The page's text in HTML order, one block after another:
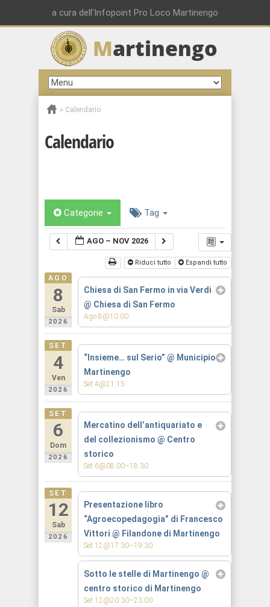
a cura dell'Infopoint Pro Loco Martinengo
Martinengo
» Calendario
Calendario
Categorie Tag
AGO – NOV 2026
Riduci tutto Espandi tutto
AGO
8
Sab
2026
Chiesa di San Fermo in via Verdi
@ Chiesa di San Fermo
Ago 8@10:00
SET
4
Ven
2026
“Insieme… sul Serio” @ Municipio
Martinengo
Set 4@21:15
SET
6
Dom
2026
Mercatino dell’antiquariato e
del collezionismo @ Centro
storico
Set 6@08:00–18:30
SET
12
Sab
2026
Presentazione libro
“Agroecopedagogia” di Francesco
Vittori @ Filandone di Martinengo
Set 12@17:30–19:30
Sotto le stelle di Martinengo @
centro storico di Martinengo
Set 12@20:30–23:00